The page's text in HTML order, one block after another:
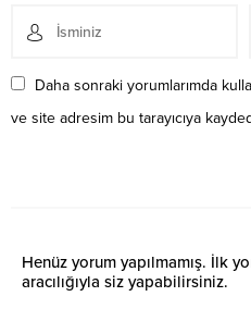
Daha sonraki yorumlarımda
ve site adresim bu tarayıcıya
Henüz yorum yapılmamış. İlk
aracılığıyla siz yapabilirsiniz.